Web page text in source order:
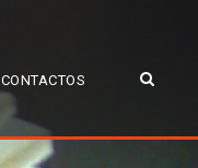
CONTACTOS